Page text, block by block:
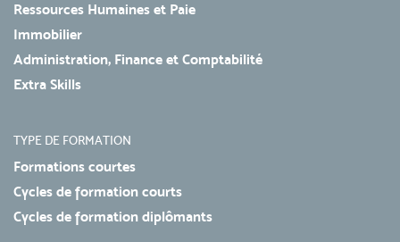
Ressources Humaines et Paie
Immobilier
Administration, Finance et Comptabilité
Extra Skills
TYPE DE FORMATION
Formations courtes
Cycles de formation courts
Cycles de formation diplômants